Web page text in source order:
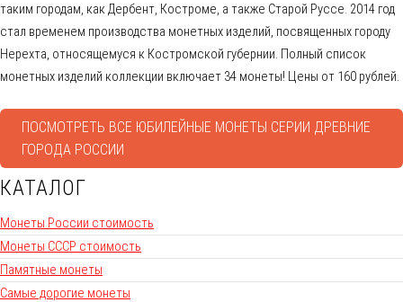
таким городам, как Дербент, Костроме, а также Старой Руссе. 2014 год
стал временем производства монетных изделий, посвященных городу
Нерехта, относящемуся к Костромской губернии. Полный список
монетных изделий коллекции включает 34 монеты! Цены от 160 рублей.
ПОСМОТРЕТЬ ВСЕ ЮБИЛЕЙНЫЕ МОНЕТЫ СЕРИИ ДРЕВНИЕ
ГОРОДА РОССИИ
КАТАЛОГ
Монеты России стоимость
Монеты СССР стоимость
Памятные монеты
Самые дорогие монеты